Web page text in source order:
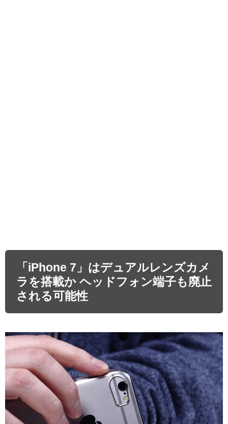
「iPhone 7」はデュアルレンズカメ
ラを搭載か ヘッドフォン端子も廃止
される可能性